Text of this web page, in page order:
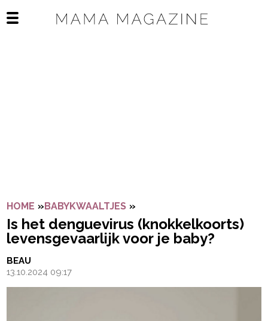
Open het mobiele menu
HOME »BABYKWAALTJES »
Is het denguevirus (knokkelkoorts)
levensgevaarlijk voor je baby?
BEAU
13.10.2024 09:17